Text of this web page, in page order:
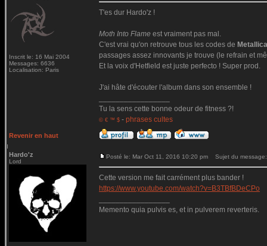
Inscrit le: 16 Mai 2004
Messages: 6636
Localisation: Paris
T'es dur Hardo'z !
Moth Into Flame est vraiment pas mal.
C'est vrai qu'on retrouve tous les codes de Metallica
passages assez innovants je trouve (le refrain et
Et la voix d'Hetfield est juste perfecto ! Super prod.
J'ai hâte d'écouter l'album dans son ensemble !
Tu la sens cette bonne odeur de fitness ?!
© € ™ $ - phrases cultes
Revenir en haut
Hardo'z
Lord
Posté le: Mar Oct 11, 2016 10:20 pm Sujet du message:
Cette version me fait carrément plus bander !
https://www.youtube.com/watch?v=B3TBfBDeCPo
Memento quia pulvis es, et in pulverem reverteris.